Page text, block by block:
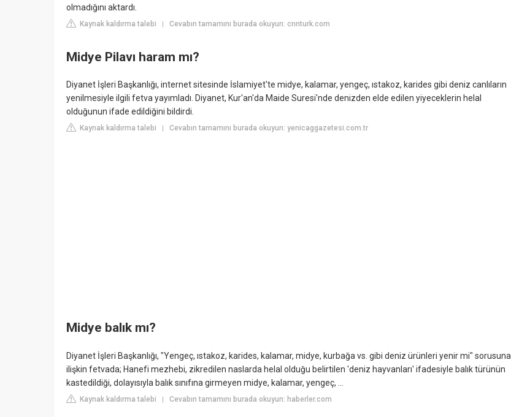
olmadığını aktardı.
Kaynak kaldırma talebi Cevabın tamamını burada okuyun: cnnturk.com
Midye Pilavı haram mı?
Diyanet İşleri Başkanlığı, internet sitesinde İslamiyet'te midye, kalamar, yengeç, ıstakoz, karides gibi deniz canlıların
yenilmesiyle ilgili fetva yayımladı. Diyanet, Kur'an'da Maide Suresi'nde denizden elde edilen yiyeceklerin helal
olduğunun ifade edildiğini bildirdi.
Kaynak kaldırma talebi Cevabın tamamını burada okuyun: yenicaggazetesi.com.tr
Midye balık mı?
Diyanet İşleri Başkanlığı, "Yengeç, ıstakoz, karides, kalamar, midye, kurbağa vs. gibi deniz ürünleri yenir mi" sorusuna
ilişkin fetvada; Hanefi mezhebi, zikredilen naslarda helal olduğu belirtilen 'deniz hayvanları' ifadesiyle balık türünün
kastedildiği, dolayısıyla balık sınıfına girmeyen midye, kalamar, yengeç, ...
Kaynak kaldırma talebi | Cevabın tamamını burada okuyun: haberler.com